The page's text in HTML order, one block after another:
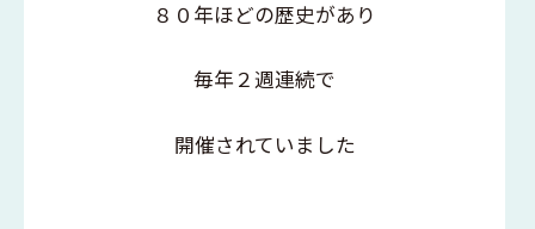
８０年ほどの歴史があり
毎年２週連続で
開催されていました